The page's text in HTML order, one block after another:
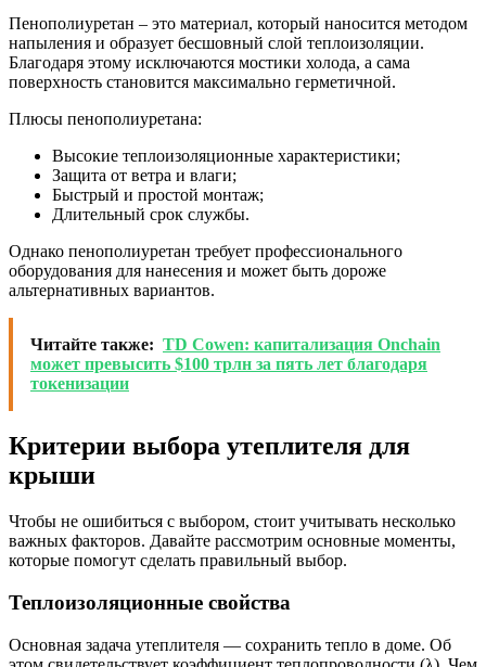
Пенополиуретан – это материал, который наносится методом
напыления и образует бесшовный слой теплоизоляции.
Благодаря этому исключаются мостики холода, а сама
поверхность становится максимально герметичной.
Плюсы пенополиуретана:
Высокие теплоизоляционные характеристики;
Защита от ветра и влаги;
Быстрый и простой монтаж;
Длительный срок службы.
Однако пенополиуретан требует профессионального
оборудования для нанесения и может быть дороже
альтернативных вариантов.
Читайте также: TD Cowen: капитализация Onchain
может превысить $100 трлн за пять лет благодаря
токенизации
Критерии выбора утеплителя для
крыши
Чтобы не ошибиться с выбором, стоит учитывать несколько
важных факторов. Давайте рассмотрим основные моменты,
которые помогут сделать правильный выбор.
Теплоизоляционные свойства
Основная задача утеплителя — сохранить тепло в доме. Об